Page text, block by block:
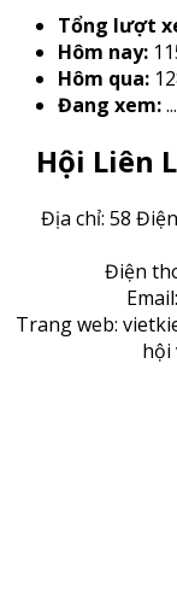
Tổng lượt
Hôm nay:
Hôm qua:
Đang xem:...
Hội Liên
Địa chỉ: 58
Điện
Trang web:
hội